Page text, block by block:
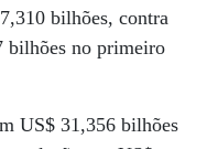
bilhões, contra
bilhões no primeiro
US$ 31,356 bilhões